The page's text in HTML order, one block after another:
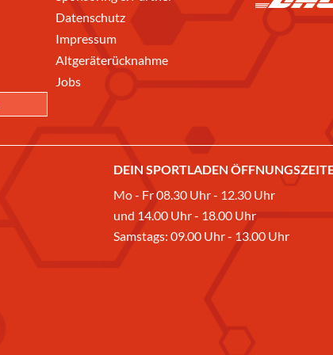
Datenschutz
Impressum
Altgeräterücknahme
Jobs
DEIN SPORTLADEN
Mo - Fr 08.30 Uhr - 12.30 Uhr
und 14.00 Uhr - 18.00 Uhr
Samstags: 09.00 Uhr - 13.00 Uhr